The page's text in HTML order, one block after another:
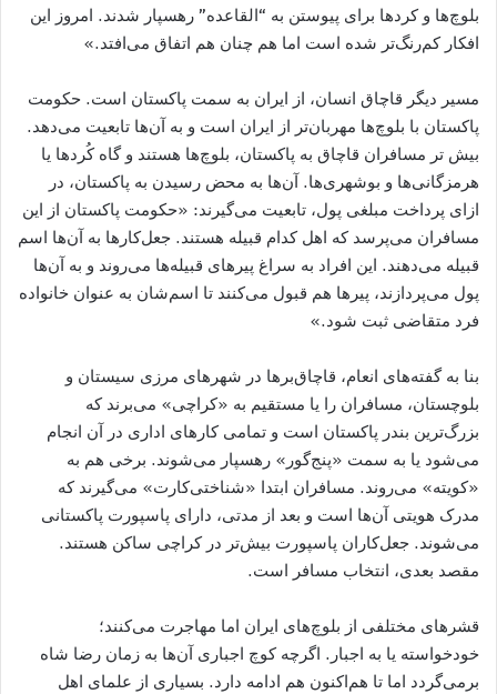
بلوچ‌ها و کردها برای پیوستن به “القاعده” رهسپار شدند. امروز این
افکار کم‌رنگ‌تر شده است اما هم چنان هم اتفاق می‌افتد.»
مسیر دیگر قاچاق انسان، از ایران به سمت پاکستان است. حکومت
پاکستان با بلوچ‌ها مهربان‌تر از ایران است و به آن‌ها تابعیت می‌دهد.
بیش تر مسافران قاچاق به پاکستان، بلوچ‌ها هستند و گاه کُردها یا
هرمزگانی‌ها و بوشهری‌ها. آن‌ها به محض رسیدن به پاکستان، در
ازای پرداخت مبلغی پول، تابعیت می‌گیرند: «حکومت پاکستان از این
مسافران می‌پرسد که اهل کدام قبیله هستند. جعل‌کارها به آن‌ها اسم
قبیله می‌دهند. این افراد به سراغ پیرهای قبیله‌ها می‌روند و به آن‌ها
پول می‌پردازند، پیرها هم قبول می‌کنند تا اسم‌شان به عنوان خانواده
فرد متقاضی ثبت شود.»
بنا به گفته‌های انعام، قاچاق‌برها در شهرهای مرزی سیستان و
بلوچستان، مسافران را یا مستقیم به «کراچی» می‌برند که
بزرگ‌ترین بندر پاکستان است و تمامی کارهای اداری در آن انجام
می‌شود یا به سمت «پنج‌گور» رهسپار می‌شوند. برخی هم به
«کویته» می‌روند. مسافران ابتدا «شناختی‌کارت» می‌گیرند که
مدرک هویتی آن‌ها است و بعد از مدتی، دارای پاسپورت پاکستانی
می‌شوند. جعل‌کاران پاسپورت بیش‌تر در کراچی ساکن هستند.
مقصد بعدی، انتخاب مسافر است.
قشرهای مختلفی از بلوچ‌های ایران اما مهاجرت می‌کنند؛
خودخواسته یا به اجبار. اگرچه کوچ اجباری آن‌ها به زمان رضا شاه
برمی‌گردد اما تا هم‌اکنون هم ادامه دارد. بسیاری از علمای اهل